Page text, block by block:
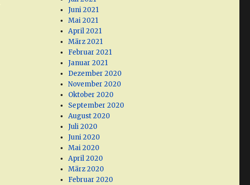
Juni 2021
Mai 2021
April 2021
März 2021
Februar 2021
Januar 2021
Dezember 2020
November 2020
Oktober 2020
September 2020
August 2020
Juli 2020
Juni 2020
Mai 2020
April 2020
März 2020
Februar 2020